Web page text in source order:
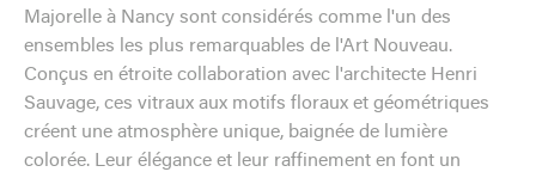
Majorelle à Nancy sont considérés comme l'un des
ensembles les plus remarquables de l'Art Nouveau.
Conçus en étroite collaboration avec l'architecte Henri
Sauvage, ces vitraux aux motifs floraux et géométriques
créent une atmosphère unique, baignée de lumière
colorée. Leur élégance et leur raffinement en font un